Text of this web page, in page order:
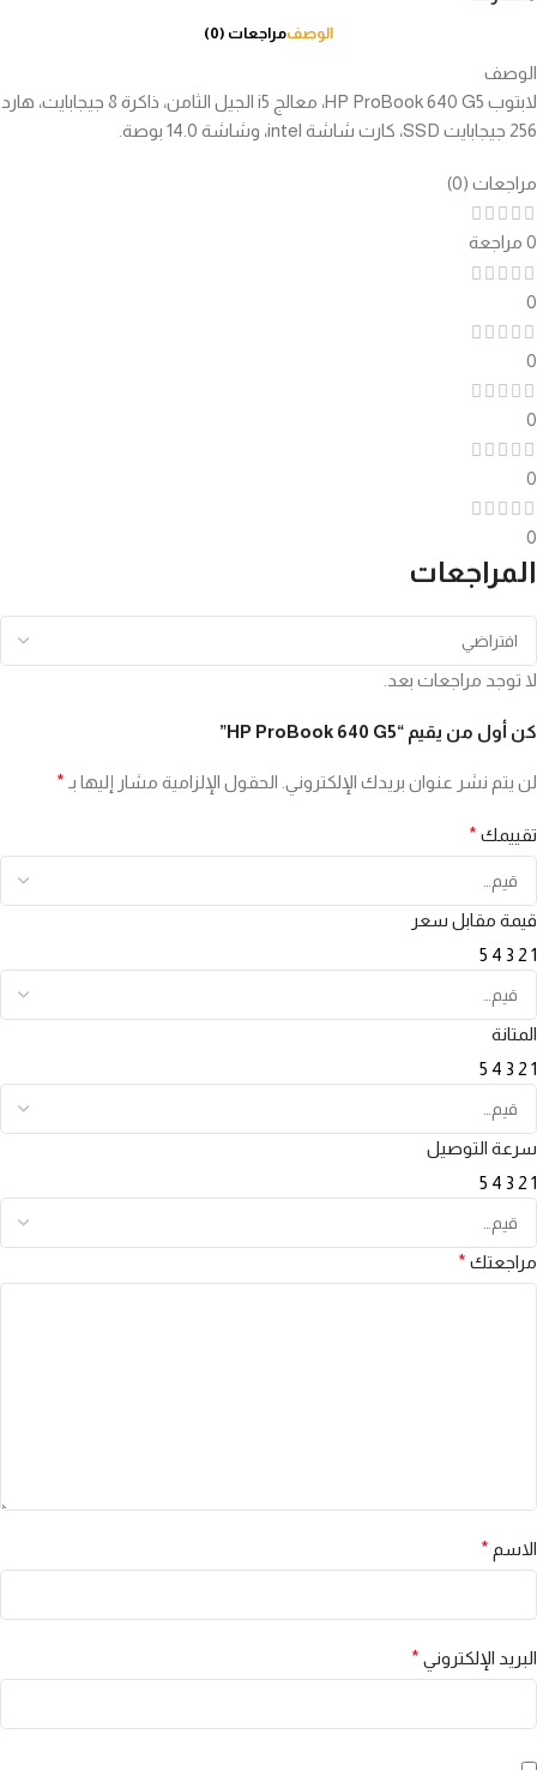
الوصفمراجعات (0)
الوصف
لابتوب HP ProBook 640 G5، معالج i5 الجيل الثامن، ذاكرة 8 جيجابايت، هارد
256 جيجابايت SSD، كارت شاشة intel، وشاشة 14.0 بوصة.
مراجعات (0)
0 مراجعة
0
0
0
0
0
المراجعات
لا توجد مراجعات بعد.
كن أول من يقيم “HP ProBook 640 G5”
لن يتم نشر عنوان بريدك الإلكتروني. الحقول الإلزامية مشار إليها بـ *
تقييمك *
قيمة مقابل سعر
1
2
3
4
5
المتانة
1
2
3
4
5
سرعة التوصيل
1
2
3
4
5
مراجعتك *
الاسم *
البريد الإلكتروني *